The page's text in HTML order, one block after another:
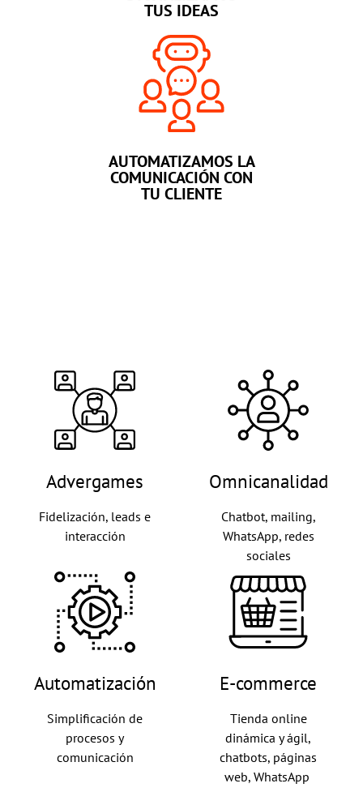
TUS IDEAS
AUTOMATIZAMOS LA
COMUNICACIÓN CON
TU CLIENTE
Advergames
Fidelización, leads e
interacción
Omnicanalidad
Chatbot, mailing,
WhatsApp, redes
sociales
Automatización
Simplificación de
procesos y
comunicación
E-commerce
Tienda online
dinámica y ágil,
chatbots, páginas
web, WhatsApp